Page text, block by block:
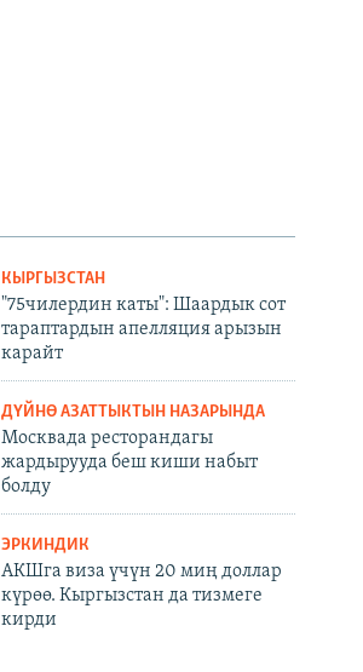
КЫРГЫЗСТАН
"75чилердин каты": Шаардык сот
тараптардын апелляция арызын
карайт
ДҮЙНӨ АЗАТТЫКТЫН НАЗАРЫНДА
Москвада ресторандагы
жардырууда беш киши набыт
болду
ЭРКИНДИК
АКШга виза үчүн 20 миң доллар
күрөө. Кыргызстан да тизмеге
кирди